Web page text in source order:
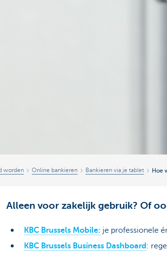
worden Online bankieren Bankieren via je tablet Hoe
Alleen voor zakelijk gebruik? Of
KBC Brussels Mobile: je professionele
KBC Brussels Business Dashboard :